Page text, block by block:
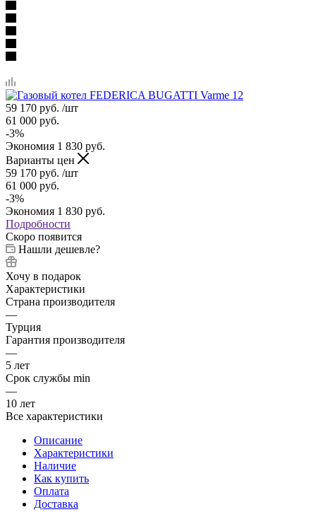
59 170 руб. /шт
61 000 руб.
-3%
Экономия 1 830 руб.
Варианты цен
59 170 руб. /шт
61 000 руб.
-3%
Экономия 1 830 руб.
Подробности
Скоро появится
Нашли дешевле?
Хочу в подарок
Характеристики
Страна производителя
—
Турция
Гарантия производителя
—
5 лет
Срок службы min
—
10 лет
Все характеристики
Описание
Характеристики
Наличие
Как купить
Оплата
Доставка